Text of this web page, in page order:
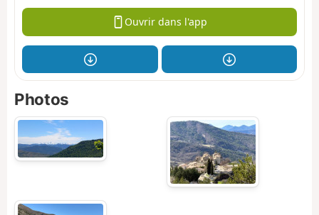
Ouvrir dans l'app
Photos